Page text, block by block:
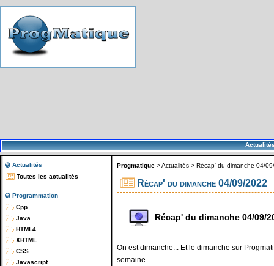
Actualités
Toutes les actualités
Programmation
Cpp
Java
HTML4
XHTML
CSS
Javascript
Progmatique >Actualités > Récap' du dimanche 04/
Récap' du dimanche 04/09/2022
Récap' du dimanche 04/09/
On est dimanche... Et le dimanche sur
semaine.